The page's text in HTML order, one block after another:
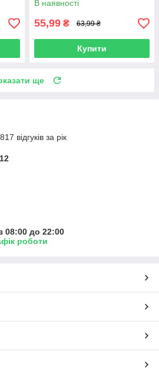
В наявності
55,99 ₴ 63,99 ₴
Купити
ще
відгуків за рік
08:00 до 22:00
роботи